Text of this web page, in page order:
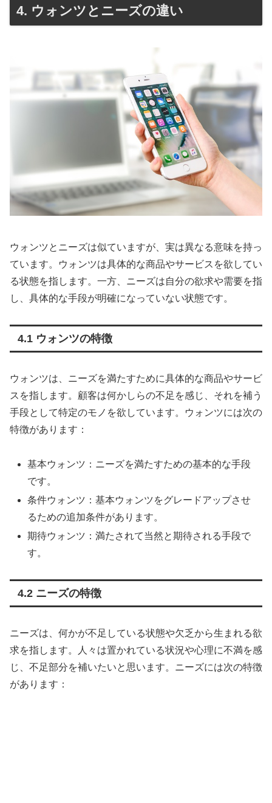
4. ウォンツとニーズの違い
ウォンツとニーズは似ていますが、実は異なる意味を持っ
ています。ウォンツは具体的な商品やサービスを欲してい
る状態を指します。一方、ニーズは自分の欲求や需要を指
し、具体的な手段が明確になっていない状態です。
4.1 ウォンツの特徴
ウォンツは、ニーズを満たすために具体的な商品やサービ
スを指します。顧客は何かしらの不足を感じ、それを補う
手段として特定のモノを欲しています。ウォンツには次の
特徴があります：
基本ウォンツ：ニーズを満たすための基本的な手段
です。
条件ウォンツ：基本ウォンツをグレードアップさせ
るための追加条件があります。
期待ウォンツ：満たされて当然と期待される手段で
す。
4.2 ニーズの特徴
ニーズは、何かが不足している状態や欠乏から生まれる欲
求を指します。人々は置かれている状況や心理に不満を感
じ、不足部分を補いたいと思います。ニーズには次の特徴
があります：